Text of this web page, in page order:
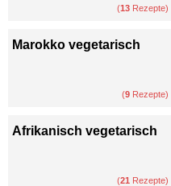
(13 Rezepte)
Marokko vegetarisch
(9 Rezepte)
Afrikanisch vegetarisch
(21 Rezepte)